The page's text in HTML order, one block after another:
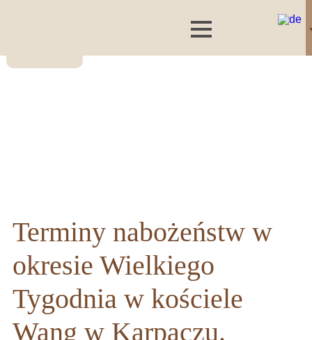
Terminy nabożeństw w
okresie Wielkiego
Tygodnia w kościele
Wang w Karpaczu.